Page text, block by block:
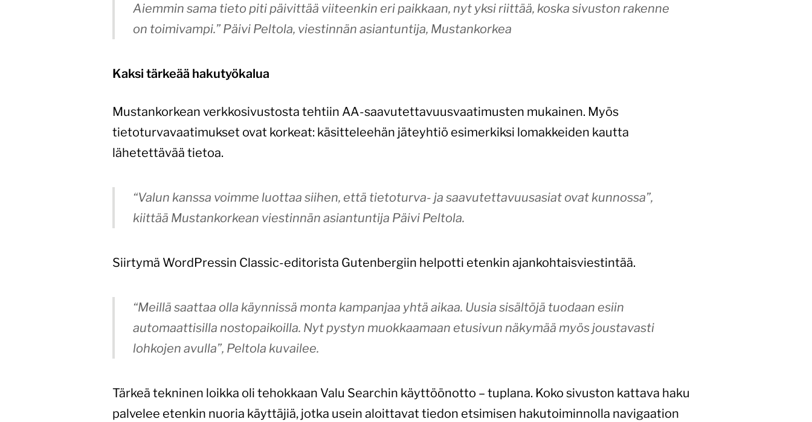
Aiemmin sama tieto piti päivittää viiteenkin eri paikkaan, nyt yksi riittää, koska sivuston rakenne
on toimivampi.”Päivi Peltola, viestinnän asiantuntija, Mustankorkea
Kaksi tärkeää hakutyökalua
Mustankorkean verkkosivustosta tehtiin AA-saavutettavuusvaatimusten mukainen. Myös
tietoturvavaatimukset ovat korkeat: käsitteleehän jäteyhtiö esimerkiksi lomakkeiden kautta
lähetettävää tietoa.
“Valun kanssa voimme luottaa siihen, että tietoturva- ja saavutettavuusasiat ovat kunnossa”,
kiittää Mustankorkean viestinnän asiantuntija Päivi Peltola.
Siirtymä WordPressin Classic-editorista Gutenbergiin helpotti etenkin ajankohtaisviestintää.
“Meillä saattaa olla käynnissä monta kampanjaa yhtä aikaa. Uusia sisältöjä tuodaan esiin
automaattisilla nostopaikoilla. Nyt pystyn muokkaamaan etusivun näkymää myös joustavasti
lohkojen avulla”, Peltola kuvailee.
Tärkeä tekninen loikka oli tehokkaan Valu Searchin käyttöönotto – tuplana. Koko sivuston kattava haku
palvelee etenkin nuoria käyttäjiä, jotka usein aloittavat tiedon etsimisen hakutoiminnolla navigaation